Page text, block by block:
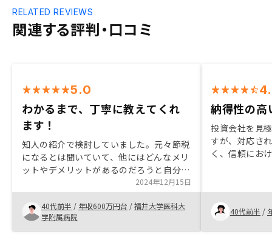
関連する評判・口コミ
RELATED REVIEWS
5.0
わかるまで、丁寧に教えてくれ
ます！
知人の紹介で検討していました。元々節税
になるとは聞いていて、他にはどんなメリ
ットやデメリットがあるのだろうと自分な
りに調べていましたが、よく分からず。結
局決め手となったのは、担当してくれた人
が詳細に尚且つ丁寧に説明をしてくれ、質
問にも丁寧に返答してくれて、リスクも少
なく満足できたため購入を決めました。特
2024年12月15日
40代前半 / 年収600万円台 /福井大学医科大
学附属病院
納得性の高
投資会社を見
すが、対応さ
く、信頼にお
不動産投資を
も伝えたいで
40代前半 /